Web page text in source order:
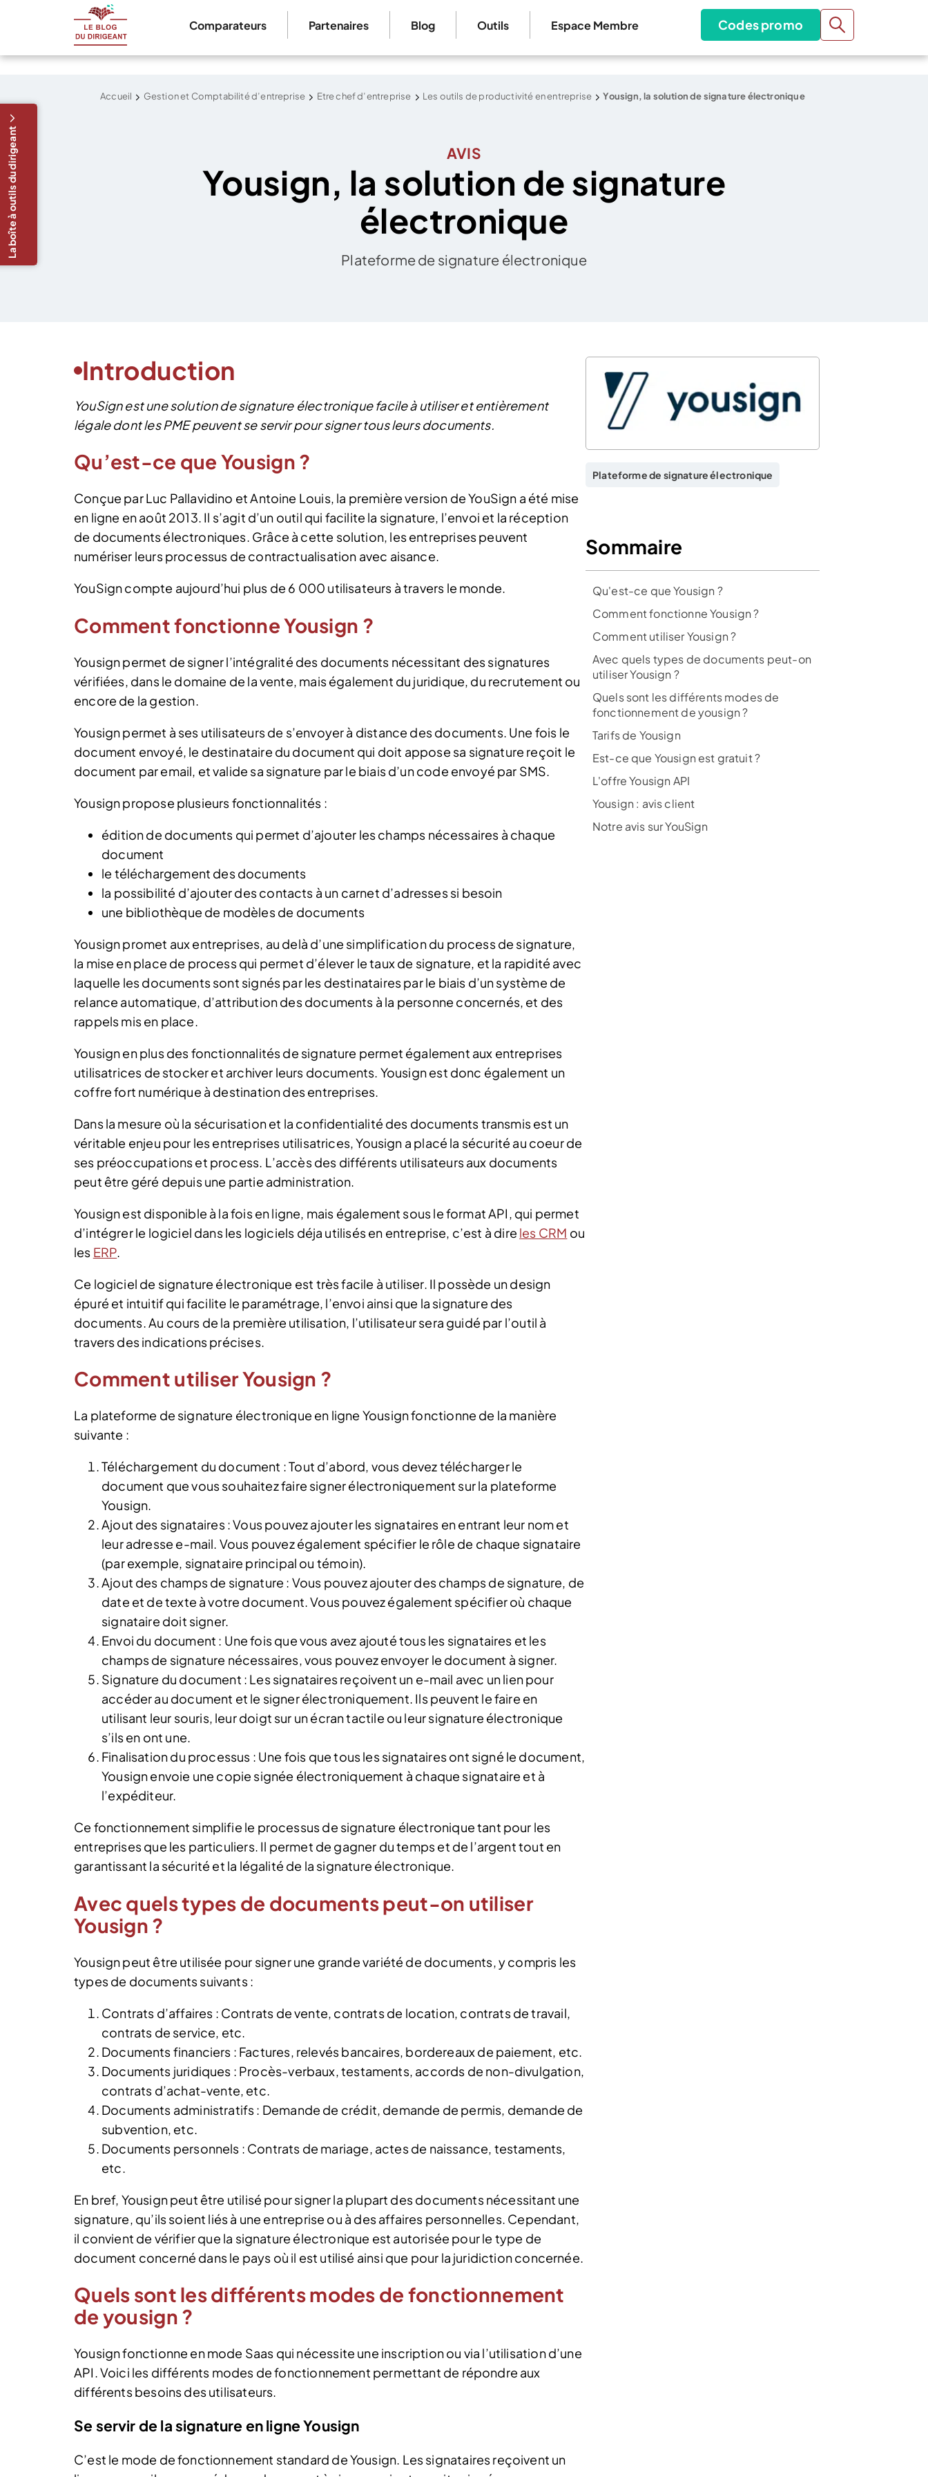
Comparateurs Partenaires Blog Outils Espace Membre Codes promo
Accueil Gestion et Comptabilité d’entreprise Etre chef d’entreprise Les outils de productivité en entreprise Yousign, la solution de signature électronique
AVIS
Yousign, la solution de signature
électronique
Plateforme de signature électronique
Introduction
YouSign est une solution de signature électronique facile à utiliser et entièrement
légale dont les PME peuvent se servir pour signer tous leurs documents.
La boîte à outils du dirigeant
Qu’est-ce que Yousign ?
Conçue par Luc Pallavidino et Antoine Louis, la première version de YouSign a été mise
en ligne en août 2013. Il s’agit d’un outil qui facilite la signature, l’envoi et la réception
de documents électroniques. Grâce à cette solution, les entreprises peuvent
numériser leurs processus de contractualisation avec aisance.
YouSign compte aujourd’hui plus de 6 000 utilisateurs à travers le monde.
Comment fonctionne Yousign ?
Yousign permet de signer l’intégralité des documents nécessitant des signatures
vérifiées, dans le domaine de la vente, mais également du juridique, du recrutement ou
encore de la gestion.
Yousign permet à ses utilisateurs de s’envoyer à distance des documents. Une fois le
document envoyé, le destinataire du document qui doit appose sa signature reçoit le
document par email, et valide sa signature par le biais d’un code envoyé par SMS.
Yousign propose plusieurs fonctionnalités :
édition de documents qui permet d’ajouter les champs nécessaires à chaque
document
le téléchargement des documents
la possibilité d’ajouter des contacts à un carnet d’adresses si besoin
une bibliothèque de modèles de documents
Yousign promet aux entreprises, au delà d’une simplification du process de signature,
la mise en place de process qui permet d’élever le taux de signature, et la rapidité avec
laquelle les documents sont signés par les destinataires par le biais d’un système de
relance automatique, d’attribution des documents à la personne concernés, et des
rappels mis en place.
Yousign en plus des fonctionnalités de signature permet également aux entreprises
utilisatrices de stocker et archiver leurs documents. Yousign est donc également un
coffre fort numérique à destination des entreprises.
Dans la mesure où la sécurisation et la confidentialité des documents transmis est un
véritable enjeu pour les entreprises utilisatrices, Yousign a placé la sécurité au coeur de
ses préoccupations et process. L’accès des différents utilisateurs aux documents
peut être géré depuis une partie administration.
Yousign est disponible à la fois en ligne, mais également sous le format API, qui permet
d’intégrer le logiciel dans les logiciels déja utilisés en entreprise, c’est à dire les CRM ou
les ERP.
Ce logiciel de signature électronique est très facile à utiliser. Il possède un design
épuré et intuitif qui facilite le paramétrage, l’envoi ainsi que la signature des
documents. Au cours de la première utilisation, l’utilisateur sera guidé par l’outil à
travers des indications précises.
Comment utiliser Yousign ?
La plateforme de signature électronique en ligne Yousign fonctionne de la manière
suivante :
Téléchargement du document : Tout d’abord, vous devez télécharger le
document que vous souhaitez faire signer électroniquement sur la plateforme
Yousign.
Ajout des signataires : Vous pouvez ajouter les signataires en entrant leur nom et
leur adresse e-mail. Vous pouvez également spécifier le rôle de chaque signataire
(par exemple, signataire principal ou témoin).
Ajout des champs de signature : Vous pouvez ajouter des champs de signature, de
date et de texte à votre document. Vous pouvez également spécifier où chaque
signataire doit signer.
Envoi du document : Une fois que vous avez ajouté tous les signataires et les
champs de signature nécessaires, vous pouvez envoyer le document à signer.
Signature du document : Les signataires reçoivent un e-mail avec un lien pour
accéder au document et le signer électroniquement. Ils peuvent le faire en
utilisant leur souris, leur doigt sur un écran tactile ou leur signature électronique
s’ils en ont une.
Finalisation du processus : Une fois que tous les signataires ont signé le document,
Yousign envoie une copie signée électroniquement à chaque signataire et à
l’expéditeur.
Ce fonctionnement simplifie le processus de signature électronique tant pour les
entreprises que les particuliers. Il permet de gagner du temps et de l’argent tout en
garantissant la sécurité et la légalité de la signature électronique.
Avec quels types de documents peut-on utiliser
Yousign ?
Yousign peut être utilisée pour signer une grande variété de documents, y compris les
types de documents suivants :
Contrats d’affaires : Contrats de vente, contrats de location, contrats de travail,
contrats de service, etc.
Documents financiers : Factures, relevés bancaires, bordereaux de paiement, etc.
Documents juridiques : Procès-verbaux, testaments, accords de non-divulgation,
contrats d’achat-vente, etc.
Documents administratifs : Demande de crédit, demande de permis, demande de
subvention, etc.
Documents personnels : Contrats de mariage, actes de naissance, testaments,
etc.
En bref, Yousign peut être utilisé pour signer la plupart des documents nécessitant une
signature, qu’ils soient liés à une entreprise ou à des affaires personnelles. Cependant,
il convient de vérifier que la signature électronique est autorisée pour le type de
document concerné dans le pays où il est utilisé ainsi que pour la juridiction concernée.
Quels sont les différents modes de fonctionnement
de yousign ?
Yousign fonctionne en mode Saas qui nécessite une inscription ou via l’utilisation d’une
API. Voici les différents modes de fonctionnement permettant de répondre aux
différents besoins des utilisateurs.
Se servir de la signature en ligne Yousign
C’est le mode de fonctionnement standard de Yousign. Les signataires reçoivent un
Plateforme de signature électronique
Sommaire
Qu'est-ce que Yousign ?
Comment fonctionne Yousign ?
Comment utiliser Yousign ?
Avec quels types de documents peut-on
utiliser Yousign ?
Quels sont les différents modes de
fonctionnement de yousign ?
Tarifs de Yousign
Est-ce que Yousign est gratuit ?
L'offre Yousign API
Yousign : avis client
Notre avis sur YouSign